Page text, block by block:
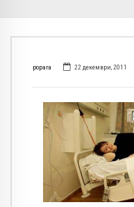
popara 22 декември, 2011